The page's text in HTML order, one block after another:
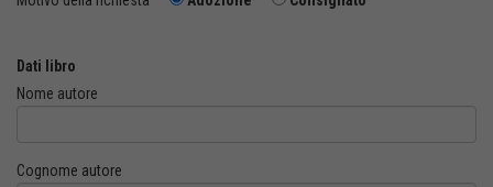
Dati libro
Nome autore
Cognome autore